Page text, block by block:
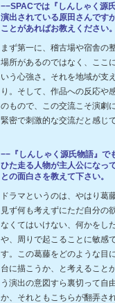
−−SPACでは『しんしゃく源
演出されている原田さんです
ことがあればお教えください。
まず第一に、稽古場や宿舎の
場所があるのではなく、ここ
いう心強さ。それを地域が支
り。そして、作品への反応や
のもので、この交流こそ演劇
緊密で刺激的な交流だと感じ
−−『しんしゃく源氏物語』で
ひた走る人物が主人公になっ
との面白さを教えて下さい。
ドラマというのは、やはり葛
見ず何も考えずにただ自分の
なくてはいけない、何かをし
や、周りで起こることに敏感
す。この葛藤をどのような目
台に描こうか、と考えること
う演出の意図すら裏切って自
か、それともこちらが翻弄さ